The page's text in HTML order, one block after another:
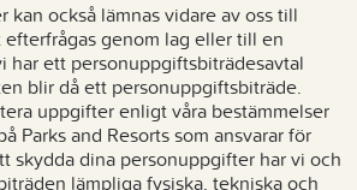
kan också lämnas vidare av oss till
genom lag eller till en
har ett personuppgiftsbiträdesavtal
blir då ett personuppgiftsbiträde.
uppgifter enligt våra bestämmelser
Parks and Resorts som ansvarar för
skydda dina personuppgifter har vi och
lämpliga fysiska, tekniska och